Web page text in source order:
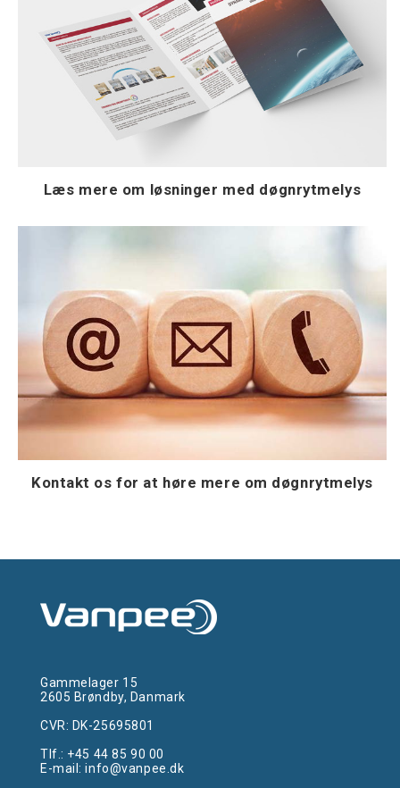
Læs mere om løsninger med døgnrytmelys
Kontakt os for at høre mere om døgnrytmelys
Gammelager 15
2605 Brøndby, Danmark
CVR: DK-25695801
Tlf.: +45 44 85 90 00
E-mail:info@vanpee.dk